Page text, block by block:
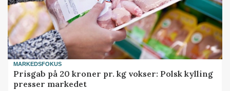
MARKEDSFOKUS
Prisgab på 20 kroner pr. kg vokser: Polsk kylling
presser markedet